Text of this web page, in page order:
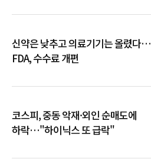
신약은 낮추고 의료기기는 올렸다…
FDA, 수수료 개편
코스피, 중동 악재·외인 순매도에
하락…"하이닉스 또 급락"